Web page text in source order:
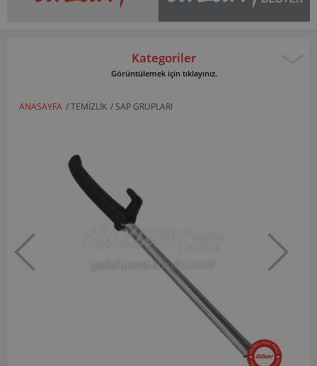
Kategoriler
Görüntülemek için tıklayınız.
ANASAYFA /TEMIZLIK / SAP GRUPLARI